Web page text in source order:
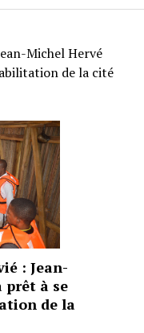
Michel Hervé
de la cité
: Jean-
prêt à se
de la